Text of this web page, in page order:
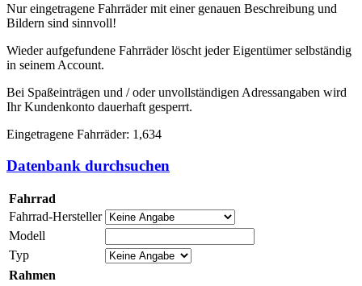
Nur eingetragene Fahrräder mit einer genauen Beschreibung und
Bildern sind sinnvoll!
Wieder aufgefundene Fahrräder löscht jeder Eigentümer selbständig
in seinem Account.
Bei Spaßeinträgen und / oder unvollständigen Adressangaben wird
Ihr Kundenkonto dauerhaft gesperrt.
Eingetragene Fahrräder: 1,634
Datenbank durchsuchen
Fahrrad
Fahrrad-Hersteller
Modell
Typ
Rahmen